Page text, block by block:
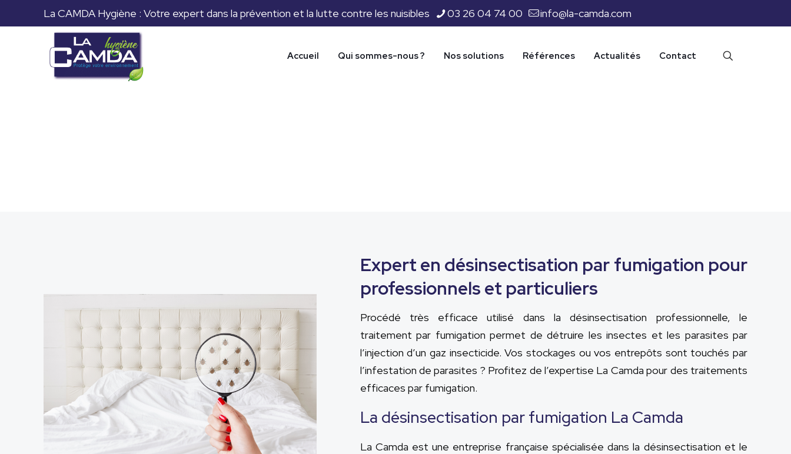
La CAMDA Hygiène : Votre expert dans la prévention et la lutte contre les nuisibles 03 26 04 74 00 info@la-camda.com
Accueil Qui sommes-nous ? Nos solutions Références Actualités Contact
Expert en désinsectisation par fumigation pour
professionnels et particuliers
Procédé très efficace utilisé dans la désinsectisation professionnelle, le
traitement par fumigation permet de détruire les insectes et les parasites par
l’injection d’un gaz insecticide. Vos stockages ou vos entrepôts sont touchés par
l’infestation de parasites ? Profitez de l’expertise La Camda pour des traitements
efficaces par fumigation.
La désinsectisation par fumigation La Camda
La Camda est une entreprise française spécialisée dans la désinsectisation et le